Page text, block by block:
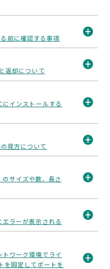
く
前に確認する事項
く
返却について
インストールする
見方について
サイズや数、長さ
ラーが表示される
ワーク環境でライ
を固定してポートを